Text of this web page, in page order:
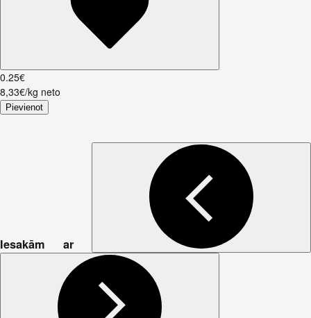
0.25€
8,33€/kg neto
Pievienot
Iesakām ar